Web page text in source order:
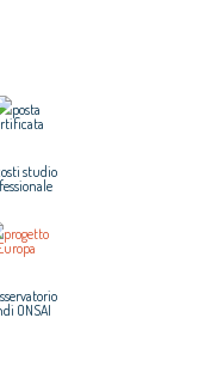
posta
studio
progetto
ONSAI